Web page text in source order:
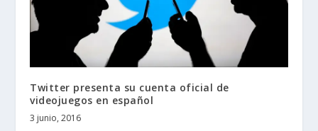
Twitter presenta su cuenta oficial de
videojuegos en español
3 junio, 2016